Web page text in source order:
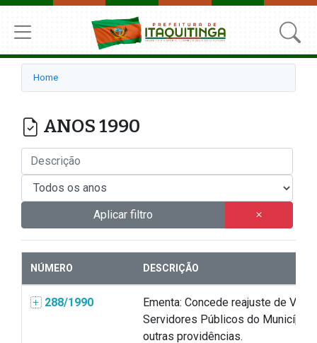
Home
ANOS 1990
Aplicar filtro
NÚMERO DESCRIÇÃO
288/1990
Ementa: Concede reajuste de
Servidores Públicos do Município
outras providências.